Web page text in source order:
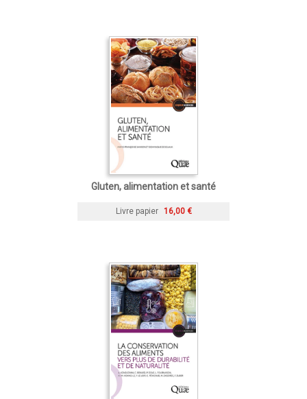
Gluten, alimentation et santé
Livre papier 16,00 €